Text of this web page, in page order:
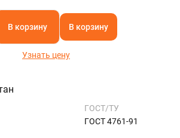
В корзину В корзину
Узнать цену
ГОСТ/ТУ
ГОСТ 4761-91